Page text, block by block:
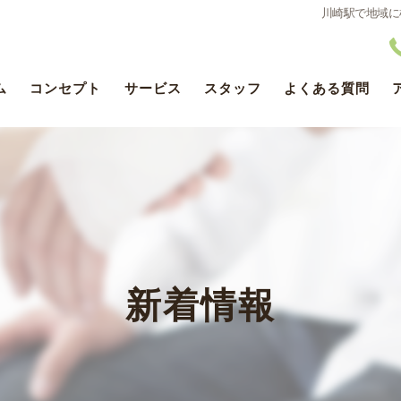
川崎駅で地域
コンセプト サービス
医療DX推進体制整備ついて
スタッフ よくある質問
新着情報